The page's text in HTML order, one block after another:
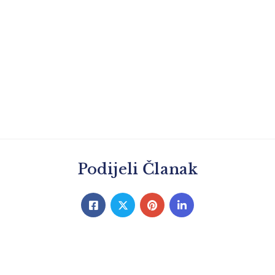
Podijeli Članak